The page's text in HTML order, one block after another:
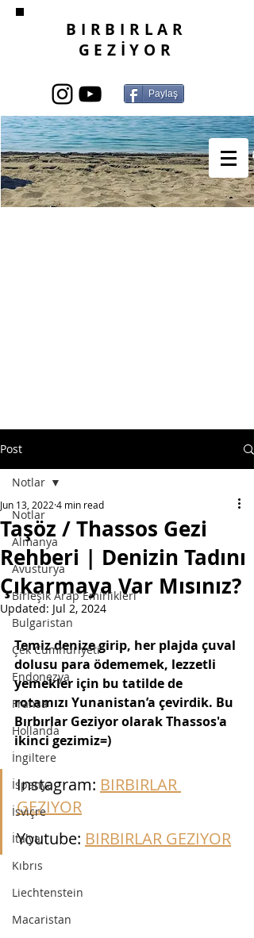
BIRBIRLAR
GEZİYOR
Paylaş
Post
Notlar
Almanya
Avusturya
Birleşik Arap Emirlikleri
Bulgaristan
Çek Cumhuriyeti
Endonezya
Fransa
Hollanda
İngiltere
İspanya
İsviçre
İtalya
Kıbrıs
Liechtenstein
Macaristan
Notlar
Taşöz / Thassos Gezi
Rehberi | Denizin Tadını
Çıkarmaya Var Mısınız?
Jun 13, 2022 4 min read
Updated: Jul 2, 2024
Temiz denize girip, her plajda çuval
dolusu para ödememek, lezzetli
yemekler için bu tatilde de
rotamızı Yunanistan’a çevirdik. Bu
Bırbırlar Geziyor olarak Thassos'a
ikinci gezimiz=)
Instagram: BIRBIRLAR
GEZIYOR
Youtube: BIRBIRLAR GEZIYOR